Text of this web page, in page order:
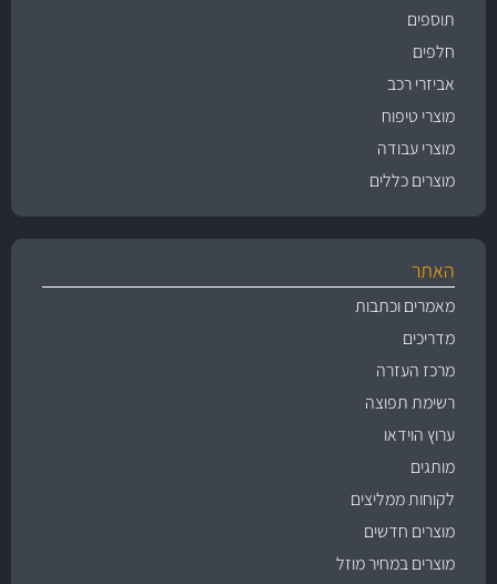
תוספים
חלפים
אביזרי רכב
מוצרי טיפוח
מוצרי עבודה
מוצרים כללים
האתר
מאמרים וכתבות
מדריכים
מרכז העזרה
רשימת תפוצה
ערוץ הוידאו
מותגים
לקוחות ממליצים
מוצרים חדשים
מוצרים במחיר מוזל